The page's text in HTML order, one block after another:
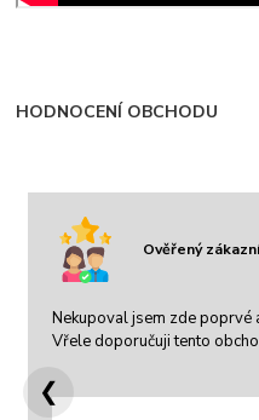
HODNOCENÍ OBCHODU
Ověřený
Nekupoval jsem zde poprvé
Vřele doporučuji tento
❮